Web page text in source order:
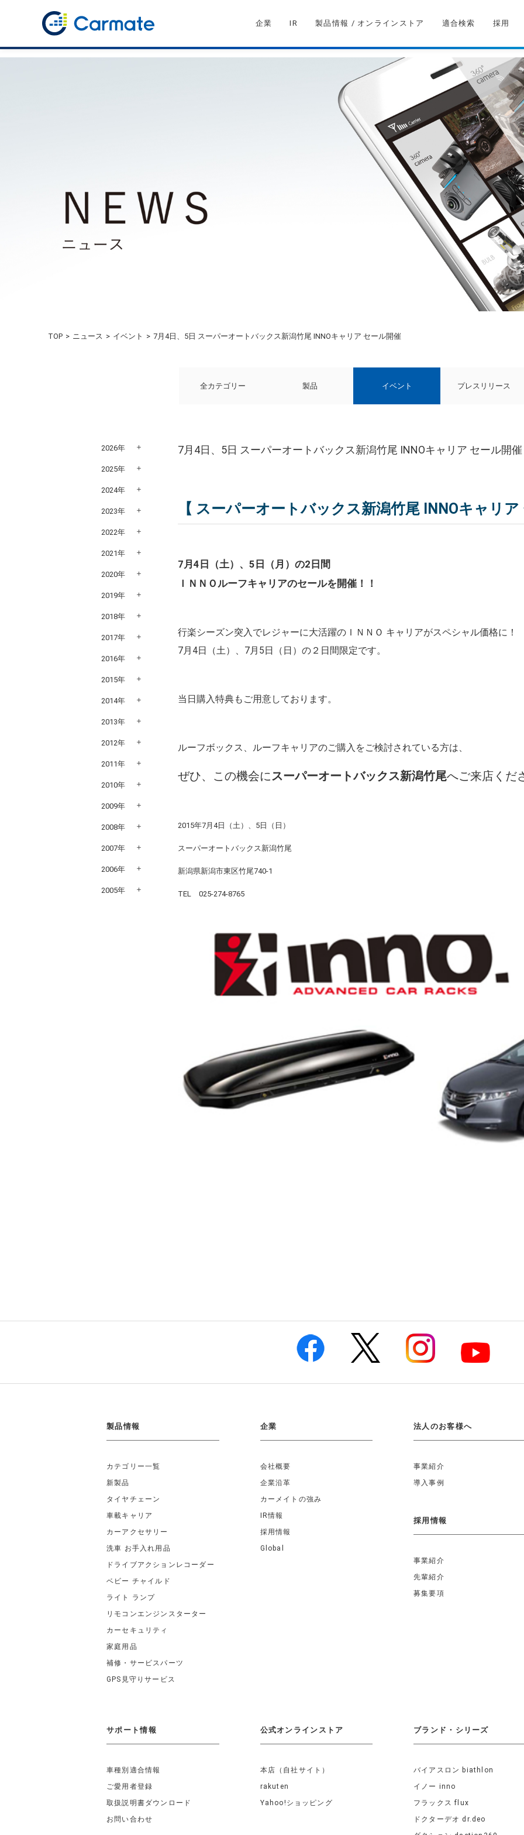
企業 IR 製品情報 / オンラインストア 適合検索 採用
TOP ニュース イベント 7月4日、5日 スーパーオートバックス新潟竹尾 INNOキャリア セール開催
全カテゴリー 製品 イベント プレスリリース
7月4日、5日 スーパーオートバックス新潟竹尾 INNOキャリア セール開催
【 スーパーオートバックス新潟竹尾 INNOキャリ
7月4日（土）、5日（月）の2日間
ＩＮＮＯルーフキャリアのセールを開催！！
行楽シーズン突入でレジャーに大活躍のＩＮＮＯ キャリアがスペシャル価格に！
7月4日（土）、7月5日（日）の２日間限定です。
当日購入特典もご用意しております。
ルーフボックス、ルーフキャリアのご購入をご検討されている方は、
ぜひ、この機会にスーパーオートバックス新潟竹尾へご来店くだ
2015年7月4日（土）、5日（日）
スーパーオートバックス新潟竹尾
新潟県新潟市東区竹尾740-1
TEL 025-274-8765
2026年
2025年
2024年
2023年
2022年
2021年
2020年
2019年
2018年
2017年
2016年
2015年
2014年
2013年
2012年
2011年
2010年
2009年
2008年
2007年
2006年
2005年
製品情報
カテゴリー一覧
新製品
タイヤチェーン
車載キャリア
カーアクセサリー
洗車 お手入れ用品
ドライブアクションレコーダー
ベビー チャイルド
ライト ランプ
リモコンエンジンスターター
カーセキュリティ
家庭用品
補修・サービスパーツ
GPS見守りサービス
企業
会社概要
企業沿革
カーメイトの強み
IR情報
採用情報
Global
法人のお客様へ
事業紹介
導入事例
採用情報
事業紹介
先輩紹介
募集要項
サポート情報
車種別適合情報
ご愛用者登録
取扱説明書ダウンロード
お問い合わせ
公式オンラインストア
本店（自社サイト）
rakuten
Yahoo!ショッピング
ブランド・シリーズ
バイアスロン biathlon
イノー inno
フラックス flux
ドクターデオ dr.deo